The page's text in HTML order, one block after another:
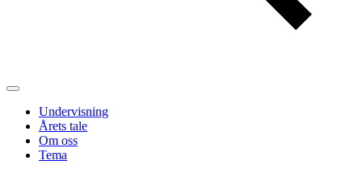
Undervisning
Årets tale
Om oss
Tema